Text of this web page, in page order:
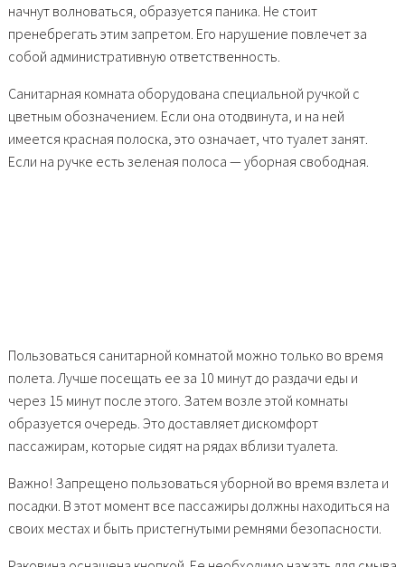
начнут волноваться, образуется паника. Не стоит
пренебрегать этим запретом. Его нарушение повлечет за
собой административную ответственность.
Санитарная комната оборудована специальной ручкой с
цветным обозначением. Если она отодвинута, и на ней
имеется красная полоска, это означает, что туалет занят.
Если на ручке есть зеленая полоса — уборная свободная.
Пользоваться санитарной комнатой можно только во время
полета. Лучше посещать ее за 10 минут до раздачи еды и
через 15 минут после этого. Затем возле этой комнаты
образуется очередь. Это доставляет дискомфорт
пассажирам, которые сидят на рядах вблизи туалета.
Важно! Запрещено пользоваться уборной во время взлета и
посадки. В этот момент все пассажиры должны находиться на
своих местах и быть пристегнутыми ремнями безопасности.